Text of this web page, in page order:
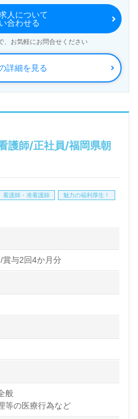
『業界人としてのキャリア
者様のお心に寄り添う看護
る方はもちろん、これから
幅広く募集します。病気だ
にフォーカスし『人』を診
診してよかった』を目指さ
学べる研修プログラムもお
に就きたい』『仕事を通じ
チェンジをしたい、キャリ
、心療内科での勤務経験を
護職経験を活かしたい』
働きやすさも重視したい』
手厚い福利厚生等、担当コ
ます。お問い合わせも遠慮
祉業界の正社員/パート求
詳細を見る
人について
合わせる
、お気軽にお問合せください
護師/正社員/福岡県朝
看護師・准看護師 魅力の福利厚生！
与2回4か月分
般
等の医療行為など